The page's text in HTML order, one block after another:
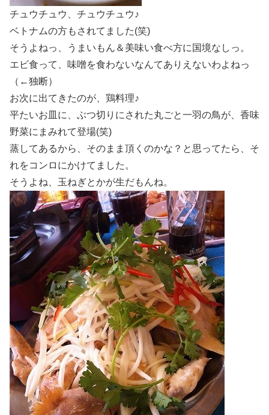
チュウチュウ、チュウチュウ♪
ベトナムの方もされてました(笑)
そうよねっ、うまいもん＆美味い食べ方に国境なしっ。
エビ食って、味噌を食わないなんてありえないわよねっ
（←独断）
お次に出てきたのが、鶏料理♪
平たいお皿に、ぶつ切りにされた丸ごと一羽の鳥が、香味
野菜にまみれて登場(笑)
蒸してあるから、そのまま頂くのかな？と思ってたら、そ
れをコンロにかけてました。
そうよね、玉ねぎとかが生だもんね。